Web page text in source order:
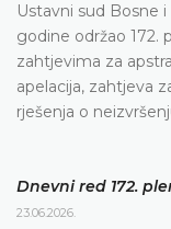
Ustavni sud Bosne
godine održao 172.
zahtjevima za
apelacija, zahtjeva
rješenja o
Dnevni red 172.
23.06.2026.